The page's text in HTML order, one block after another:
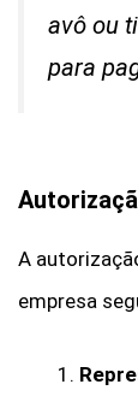
avô ou
para
A
empresa